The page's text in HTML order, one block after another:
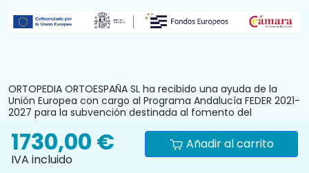
ORTOPEDIA ORTOESPAÑA SL ha recibido una ayuda de la
Unión Europea con cargo al Programa Andalucía FEDER 2021-
2027 para la subvención destinada al fomento del
personas trabajadoras autónomas y pymes comerciales y
artesanas, mediante la mejora del equipamiento
productivo, instalaciones u otros activos fijos (reforma y
1730,00 €
IVA incluido
Añadir al carrito